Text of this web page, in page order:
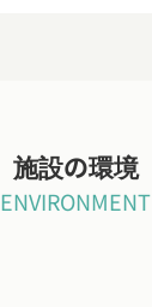
施設の環境
ENVIRONMENT